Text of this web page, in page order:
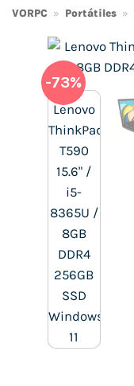
VORPC » Portátiles »
-73%